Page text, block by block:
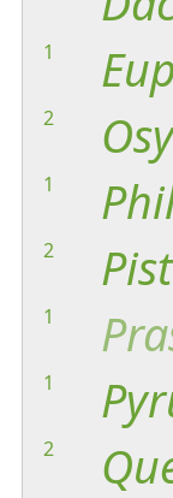
1
2
1
2
1
1
2